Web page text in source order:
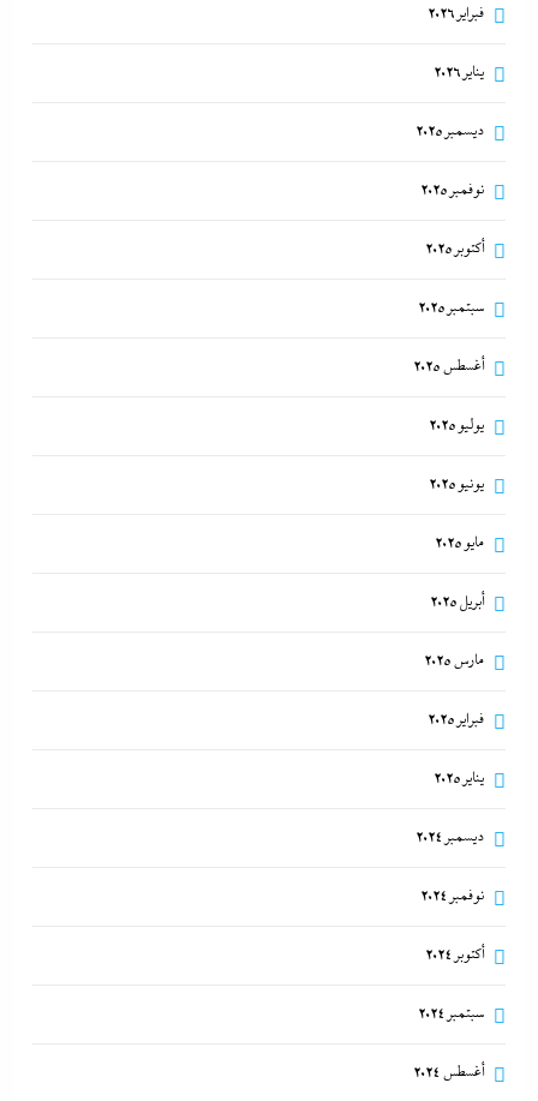
فبراير 2026
يناير 2026
ديسمبر 2025
نوفمبر 2025
أكتوبر 2025
سبتمبر 2025
أغسطس 2025
يوليو 2025
يونيو 2025
مايو 2025
أبريل 2025
مارس 2025
فبراير 2025
يناير 2025
ديسمبر 2024
نوفمبر 2024
أكتوبر 2024
سبتمبر 2024
أغسطس 2024